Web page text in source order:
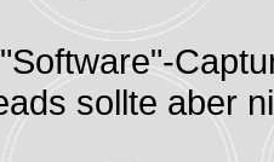
sollte aber